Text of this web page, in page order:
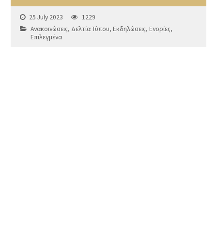
25 July 2023
1229
Ανακοινώσεις, Δελτία Τύπου,Εκδηλώσεις,Ενορίες,
Επιλεγμένα